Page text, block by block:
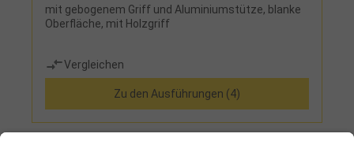
mit gebogenem Griff und Aluminiumstütze, blanke
Oberfläche, mit Holzgriff
Vergleichen
Zu den Ausführungen (4)